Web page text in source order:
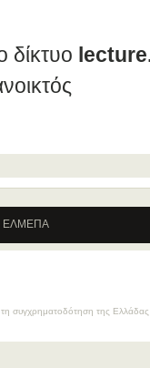
δίκτυο lecture
ΕΛΜΕΠΑ
συγχρηματοδότηση της